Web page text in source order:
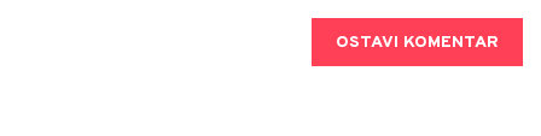
OSTAVI KOMENTAR